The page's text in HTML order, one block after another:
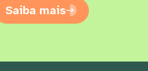
Saiba mais